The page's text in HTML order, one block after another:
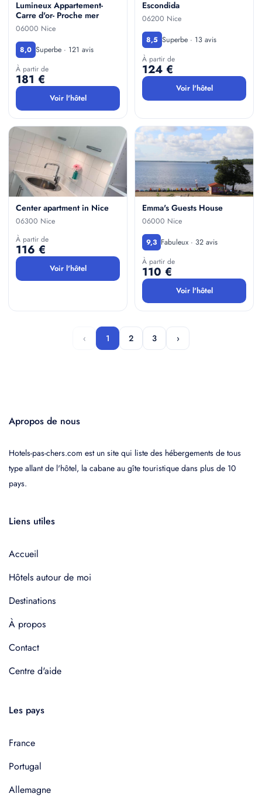
Lumineux Appartement-
Carre d'or- Proche mer
06000 Nice
8,0 Superbe · 121 avis
À partir de
181 €
Voir l'hôtel
Escondida
06200 Nice
8,5 Superbe · 13 avis
À partir de
124 €
Voir l'hôtel
Center apartment in Nice
06300 Nice
À partir de
116 €
Voir l'hôtel
Emma's Guests House
06000 Nice
9,3 Fabuleux · 32 avis
À partir de
110 €
Voir l'hôtel
‹ 1 2 3 ›
Apropos de nous
Hotels-pas-chers.com est un site qui liste des hébergements de tous
type allant de l'hôtel, la cabane au gîte touristique dans plus de 10
pays.
Liens utiles
Accueil
Hôtels autour de moi
Destinations
À propos
Contact
Centre d'aide
Les pays
France
Portugal
Allemagne